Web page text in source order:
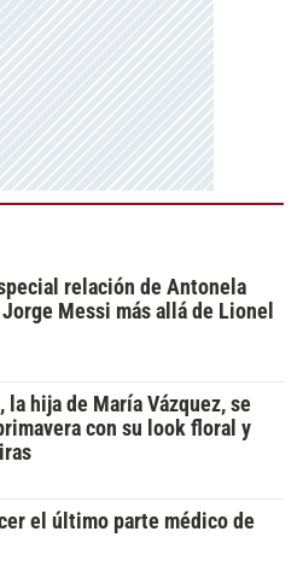
relación de Antonela
Messi más allá de Lionel
la hija de María Vázquez, se
con su look floral y
el último parte médico de